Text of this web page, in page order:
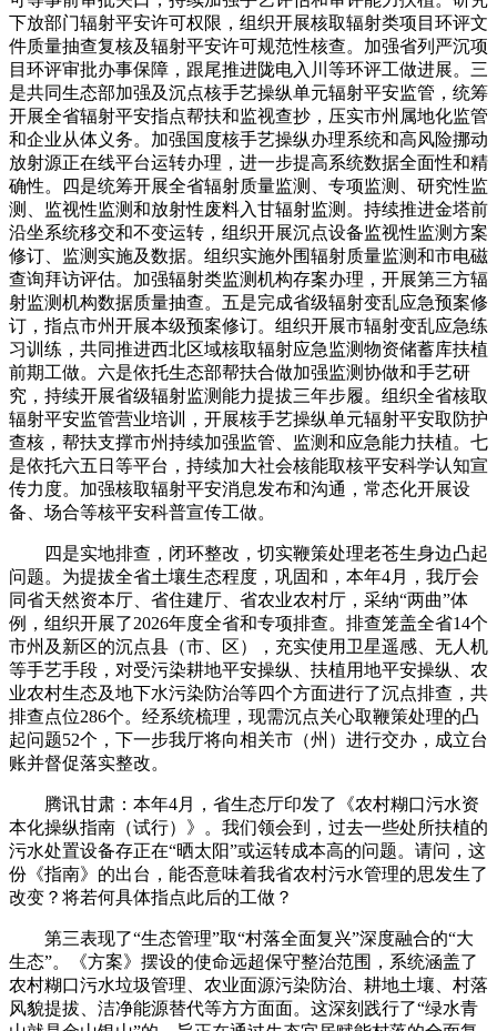
下放部门辐射平安许可权限，组织开展核取辐射类项目环评文
件质量抽查复核及辐射平安许可规范性核查。加强省列严沉项
目环评审批办事保障，跟尾推进陇电入川等环评工做进展。三
是共同生态部加强及沉点核手艺操纵单元辐射平安监管，统筹
开展全省辐射平安指点帮扶和监视查抄，压实市州属地化监管
和企业从体义务。加强国度核手艺操纵办理系统和高风险挪动
放射源正在线平台运转办理，进一步提高系统数据全面性和精
确性。四是统筹开展全省辐射质量监测、专项监测、研究性监
测、监视性监测和放射性废料入甘辐射监测。持续推进金塔前
沿坐系统移交和不变运转，组织开展沉点设备监视性监测方案
修订、监测实施及数据。组织实施外围辐射质量监测和市电磁
查询拜访评估。加强辐射类监测机构存案办理，开展第三方辐
射监测机构数据质量抽查。五是完成省级辐射变乱应急预案修
订，指点市州开展本级预案修订。组织开展市辐射变乱应急练
习训练，共同推进西北区域核取辐射应急监测物资储蓄库扶植
前期工做。六是依托生态部帮扶合做加强监测协做和手艺研
究，持续开展省级辐射监测能力提拔三年步履。组织全省核取
辐射平安监管营业培训，开展核手艺操纵单元辐射平安取防护
查核，帮扶支撑市州持续加强监管、监测和应急能力扶植。七
是依托六五日等平台，持续加大社会核能取核平安科学认知宣
传力度。加强核取辐射平安消息发布和沟通，常态化开展设
备、场合等核平安科普宣传工做。
四是实地排查，闭环整改，切实鞭策处理老苍生身边凸起
问题。为提拔全省土壤生态程度，巩固和，本年4月，我厅会
同省天然资本厅、省住建厅、省农业农村厅，采纳“两曲”体
例，组织开展了2026年度全省和专项排查。排查笼盖全省14个
市州及新区的沉点县（市、区），充实使用卫星遥感、无人机
等手艺手段，对受污染耕地平安操纵、扶植用地平安操纵、农
业农村生态及地下水污染防治等四个方面进行了沉点排查，共
排查点位286个。经系统梳理，现需沉点关心取鞭策处理的凸
起问题52个，下一步我厅将向相关市（州）进行交办，成立台
账并督促落实整改。
腾讯甘肃：本年4月，省生态厅印发了《农村糊口污水资
本化操纵指南（试行）》。我们领会到，过去一些处所扶植的
污水处置设备存正在“晒太阳”或运转成本高的问题。请问，这
份《指南》的出台，能否意味着我省农村污水管理的思发生了
改变？将若何具体指点此后的工做？
第三表现了“生态管理”取“村落全面复兴”深度融合的“大
生态”。《方案》摆设的使命远超保守整治范围，系统涵盖了
农村糊口污水垃圾管理、农业面源污染防治、耕地土壤、村落
风貌提拔、洁净能源替代等方方面面。这深刻践行了“绿水青